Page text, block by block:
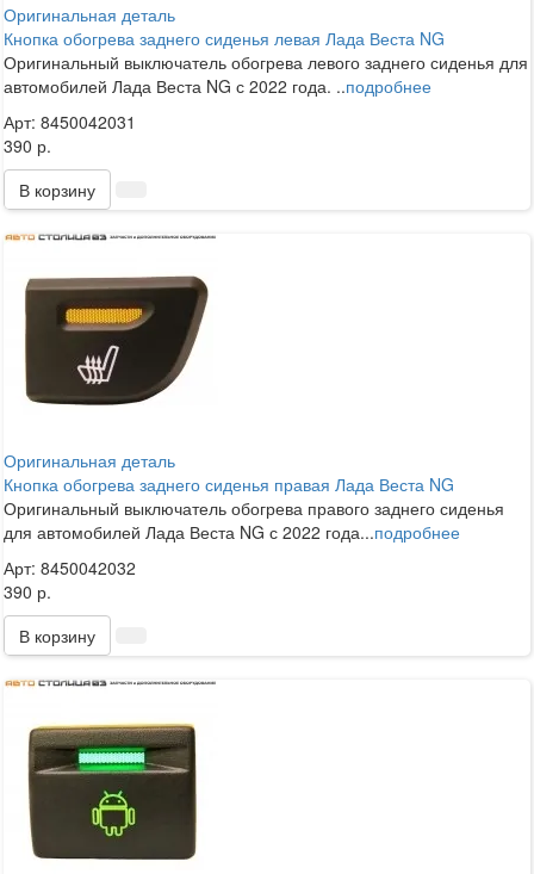
Оригинальная деталь
Кнопка обогрева заднего сиденья левая Лада Веста NG
Оригинальный выключатель обогрева левого заднего сиденья для
автомобилей Лада Веста NG с 2022 года. ..подробнее
Арт: 8450042031
390 р.
В корзину
Оригинальная деталь
Кнопка обогрева заднего сиденья правая Лада Веста NG
Оригинальный выключатель обогрева правого заднего сиденья
для автомобилей Лада Веста NG с 2022 года...подробнее
Арт: 8450042032
390 р.
В корзину